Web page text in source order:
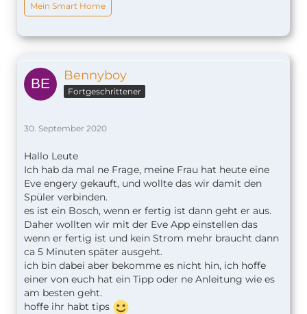
Mein Smart Home
Bennyboy
Fortgeschrittener
30. September 2020
Hallo Leute
Ich hab da mal ne Frage, meine Frau hat heute eine
Eve engery gekauft, und wollte das wir damit den
Spüler verbinden.
es ist ein Bosch, wenn er fertig ist dann geht er aus.
Daher wollten wir mit der Eve App einstellen das
wenn er fertig ist und kein Strom mehr braucht dann
ca 5 Minuten später ausgeht.
ich bin dabei aber bekomme es nicht hin, ich hoffe
einer von euch hat ein Tipp oder ne Anleitung wie es
am besten geht.
hoffe ihr habt tips